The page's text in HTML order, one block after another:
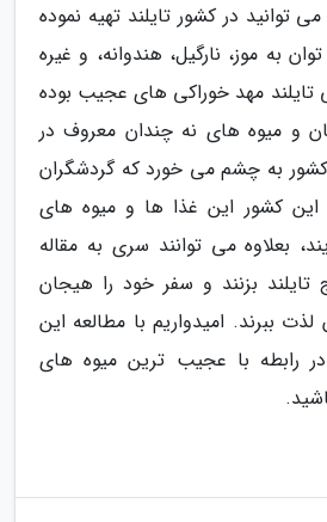
توانید در کشور تایلند تهیه نموده
به موز، نارگیل، هندوانه، و غیره
تایلند مهد خوراکی های عجیب بوده
و میوه های نه چندان معروف در
کشور به چشم می خورد که گردشگران
این کشور این غذا ها و میوه های
بعلاوه می توانند سری به مقاله
تایلند بزنند و سفر خود را هیجان
لذت ببرند. امیدواریم با مطالعه این
در رابطه با عجیب ترین میوه های